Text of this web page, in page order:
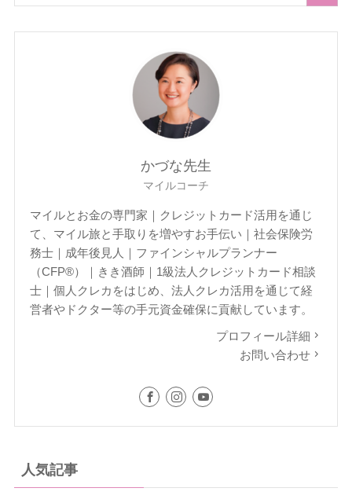
かづな先生
マイルコーチ
マイルとお金の専門家｜クレジットカード活用を通じ
て、マイル旅と手取りを増やすお手伝い｜社会保険労
務士｜成年後見人｜ファインシャルプランナー
（CFP®）｜きき酒師｜1級法人クレジットカード相談
士｜個人クレカをはじめ、法人クレカ活用を通じて経
営者やドクター等の手元資金確保に貢献しています。
プロフィール詳細
お問い合わせ
人気記事